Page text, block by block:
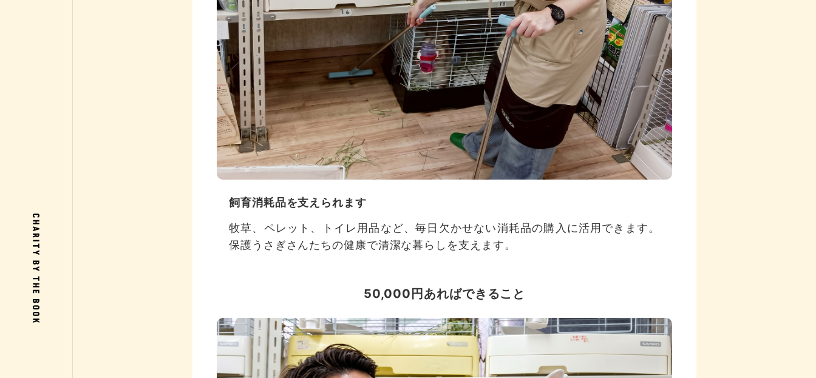
飼育消耗品を支えられます
牧草、ペレット、トイレ用品など、毎日欠かせない消耗品の購入に活用できます。
保護うさぎさんたちの健康で清潔な暮らしを支えます。
50,000円あればできること